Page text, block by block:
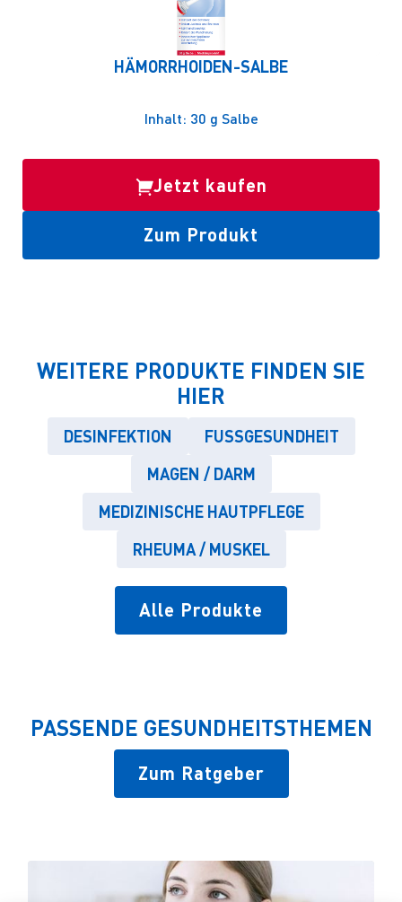
HÄMORRHOIDEN-SALBE
Inhalt: 30 g Salbe
Jetzt kaufen
Zum Produkt
WEITERE PRODUKTE FINDEN SIE
HIER
DESINFEKTION
FUSSGESUNDHEIT
MAGEN / DARM
MEDIZINISCHE HAUTPFLEGE
RHEUMA / MUSKEL
Alle Produkte
PASSENDE GESUNDHEITSTHEMEN
Zum Ratgeber